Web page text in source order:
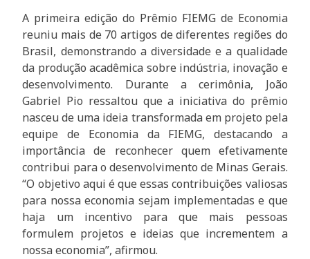
A primeira edição do Prêmio FIEMG de Economia
reuniu mais de 70 artigos de diferentes regiões do
Brasil, demonstrando a diversidade e a qualidade
da produção acadêmica sobre indústria, inovação e
desenvolvimento. Durante a cerimônia, João
Gabriel Pio ressaltou que a iniciativa do prêmio
nasceu de uma ideia transformada em projeto pela
equipe de Economia da FIEMG, destacando a
importância de reconhecer quem efetivamente
contribui para o desenvolvimento de Minas Gerais.
“O objetivo aqui é que essas contribuições valiosas
para nossa economia sejam implementadas e que
haja um incentivo para que mais pessoas
formulem projetos e ideias que incrementem a
nossa economia”, afirmou.